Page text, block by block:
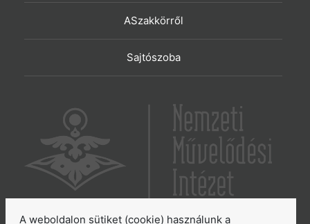
ASzakkörről
Sajtószoba
A weboldalon sütiket (cookie) használunk a